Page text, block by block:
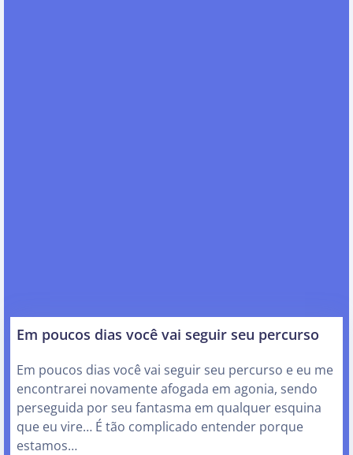
Em poucos dias você vai seguir seu percurso
Em poucos dias você vai seguir seu percurso e eu me
encontrarei novamente afogada em agonia, sendo
perseguida por seu fantasma em qualquer esquina
que eu vire… É tão complicado entender porque
estamos…